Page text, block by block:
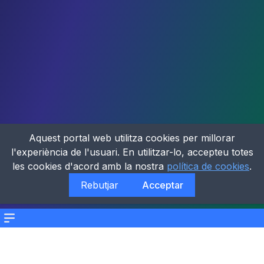
Menu
Aquest portal web utilitza cookies per millorar
l'experiència de l'usuari. En utilitzar-lo, accepteu totes
les cookies d'acord amb la nostra política de cookies.
Rebutjar
Acceptar